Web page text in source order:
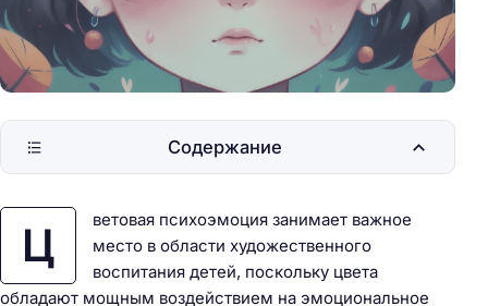
Ц
ветовая психоэмоция занимает важное
место в области художественного
воспитания детей, поскольку цвета
обладают мощным воздействием на эмоциональное
Содержание